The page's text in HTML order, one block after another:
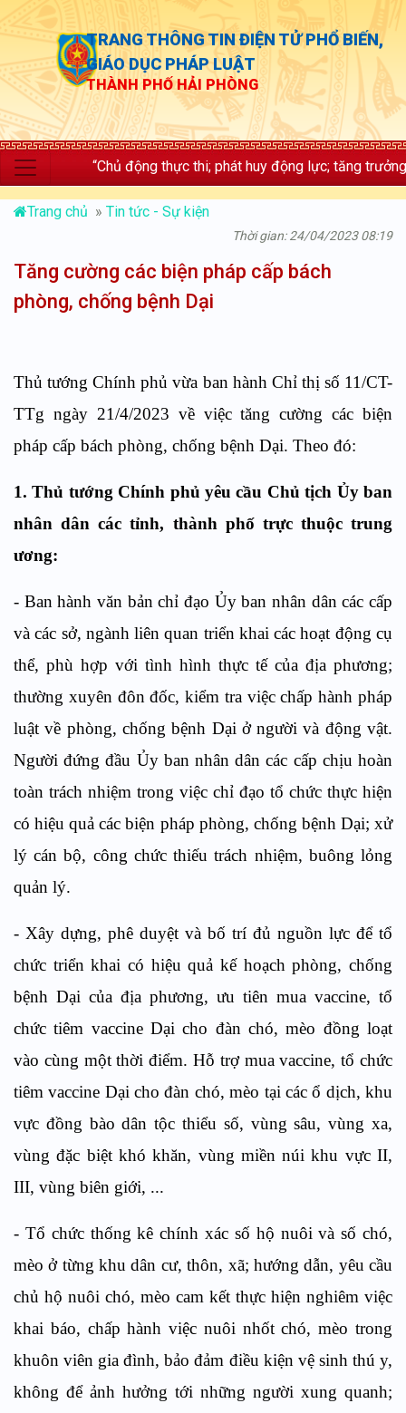
TRANG THÔNG TIN ĐIỆN TỬ PHỔ BIẾN,
GIÁO DỤC PHÁP LUẬT
THÀNH PHỐ HẢI PHÒNG
“Chủ động thực thi; phát huy động lực; tăng trưởng bứt phá”
Trang chủ » Tin tức - Sự kiện
Thời gian: 24/04/2023 08:19
Tăng cường các biện pháp cấp bách
phòng, chống bệnh Dại
Thủ tướng Chính phủ vừa ban hành Chỉ thị số 11/CT-
TTg ngày 21/4/2023 về việc tăng cường các biện
pháp cấp bách phòng, chống bệnh Dại. Theo đó:
1.Thủ tướng Chính phủ yêu cầu Chủ tịch Ủy ban
nhân dân các tỉnh, thành phố trực thuộc trung
ương:
- Ban hành văn bản chỉ đạo Ủy ban nhân dân các cấp
và các sở, ngành liên quan triển khai các hoạt động cụ
thể, phù hợp với tình hình thực tế của địa phương;
thường xuyên đôn đốc, kiểm tra việc chấp hành pháp
luật về phòng, chống bệnh Dại ở người và động vật.
Người đứng đầu Ủy ban nhân dân các cấp chịu hoàn
toàn trách nhiệm trong việc chỉ đạo tổ chức thực hiện
có hiệu quả các biện pháp phòng, chống bệnh Dại; xử
lý cán bộ, công chức thiếu trách nhiệm, buông lỏng
quản lý.
- Xây dựng, phê duyệt và bố trí đủ nguồn lực để tổ
chức triển khai có hiệu quả kế hoạch phòng, chống
bệnh Dại của địa phương, ưu tiên mua vaccine, tổ
chức tiêm vaccine Dại cho đàn chó, mèo đồng loạt
vào cùng một thời điểm. Hỗ trợ mua vaccine, tổ chức
tiêm vaccine Dại cho đàn chó, mèo tại các ổ dịch, khu
vực đồng bào dân tộc thiểu số, vùng sâu, vùng xa,
vùng đặc biệt khó khăn, vùng miền núi khu vực II,
III, vùng biên giới, ...
- Tổ chức thống kê chính xác số hộ nuôi và số chó,
mèo ở từng khu dân cư, thôn, xã; hướng dẫn, yêu cầu
chủ hộ nuôi chó, mèo cam kết thực hiện nghiêm việc
khai báo, chấp hành việc nuôi nhốt chó, mèo trong
khuôn viên gia đình, bảo đảm điều kiện vệ sinh thú y,
không để ảnh hưởng tới những người xung quanh;